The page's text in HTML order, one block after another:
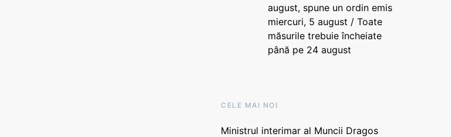
august, spune un ordin emis
miercuri, 5 august / Toate
măsurile trebuie încheiate
până pe 24 august
CELE MAI NOI
Ministrul interimar al Muncii Dragos